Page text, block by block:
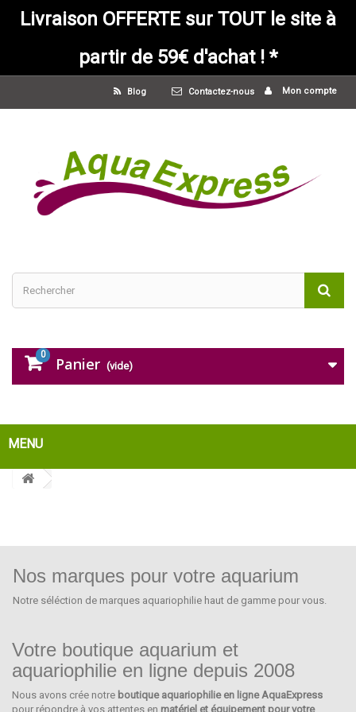
Livraison OFFERTE sur TOUT le site à
partir de 59€ d'achat ! *
Mon compte
Contactez-nous
Blog
Panier
0
(vide)
MENU
Nos marques pour votre aquarium
Notre séléction de marques aquariophilie haut de gamme pour vous.
SEACHEM
Votre boutique aquarium et
aquariophilie en ligne depuis 2008
Nous avons crée notre boutique aquariophilie en ligne AquaExpress
pour répondre à vos attentes en matériel et équipement pour votre